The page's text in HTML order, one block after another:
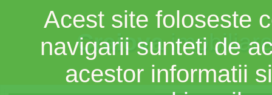
Craiova
Acest site foloseste
navigarii sunteti de
acestor informatii